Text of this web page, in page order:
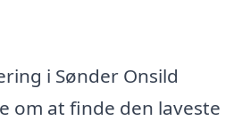
i Sønder Onsild
om at finde den laveste